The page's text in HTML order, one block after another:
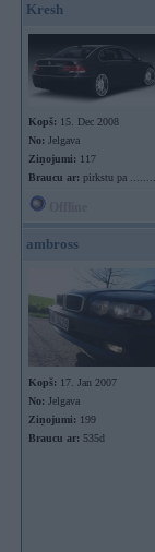
Kresh
Kopš: 15. Dec 2008
No: Jelgava
Ziņojumi: 117
Braucu ar: pirkstu pa .........
ambross
Kopš: 17. Jan 2007
No: Jelgava
Ziņojumi: 199
Braucu ar: 535d